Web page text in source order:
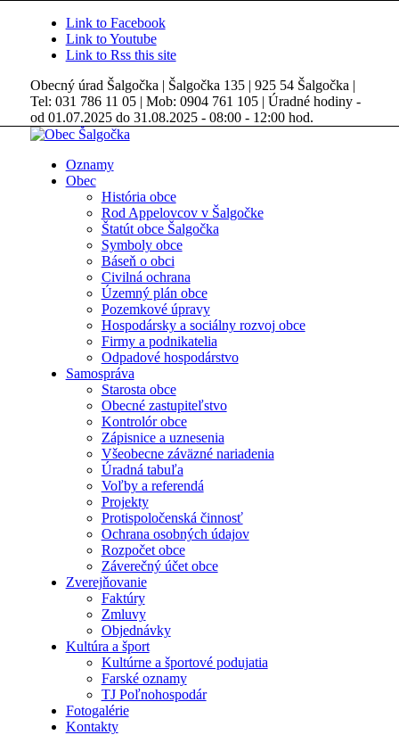
Link to Facebook
Link to Youtube
Link to Rss this site
Obecný úrad Šalgočka | Šalgočka 135 | 925 54 Šalgočka |
Tel: 031 786 11 05 | Mob: 0904 761 105 | Úradné hodiny -
od 01.07.2025 do 31.08.2025 - 08:00 - 12:00 hod.
Oznamy
Obec
História obce
Rod Appelovcov v Šalgočke
Štatút obce Šalgočka
Symboly obce
Báseň o obci
Civilná ochrana
Územný plán obce
Pozemkové úpravy
Hospodársky a sociálny rozvoj obce
Firmy a podnikatelia
Odpadové hospodárstvo
Samospráva
Starosta obce
Obecné zastupiteľstvo
Kontrolór obce
Zápisnice a uznesenia
Všeobecne záväzné nariadenia
Úradná tabuľa
Voľby a referendá
Projekty
Protispoločenská činnosť
Ochrana osobných údajov
Rozpočet obce
Záverečný účet obce
Zverejňovanie
Faktúry
Zmluvy
Objednávky
Kultúra a šport
Kultúrne a športové podujatia
Farské oznamy
TJ Poľnohospodár
Fotogalérie
Kontakty